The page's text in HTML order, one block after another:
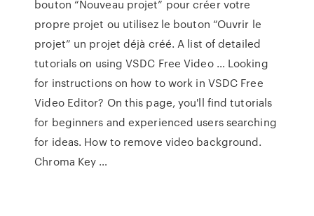
bouton “Nouveau projet” pour créer votre
propre projet ou utilisez le bouton “Ouvrir le
projet” un projet déjà créé. A list of detailed
tutorials on using VSDC Free Video … Looking
for instructions on how to work in VSDC Free
Video Editor? On this page, you'll find tutorials
for beginners and experienced users searching
for ideas. How to remove video background.
Chroma Key …